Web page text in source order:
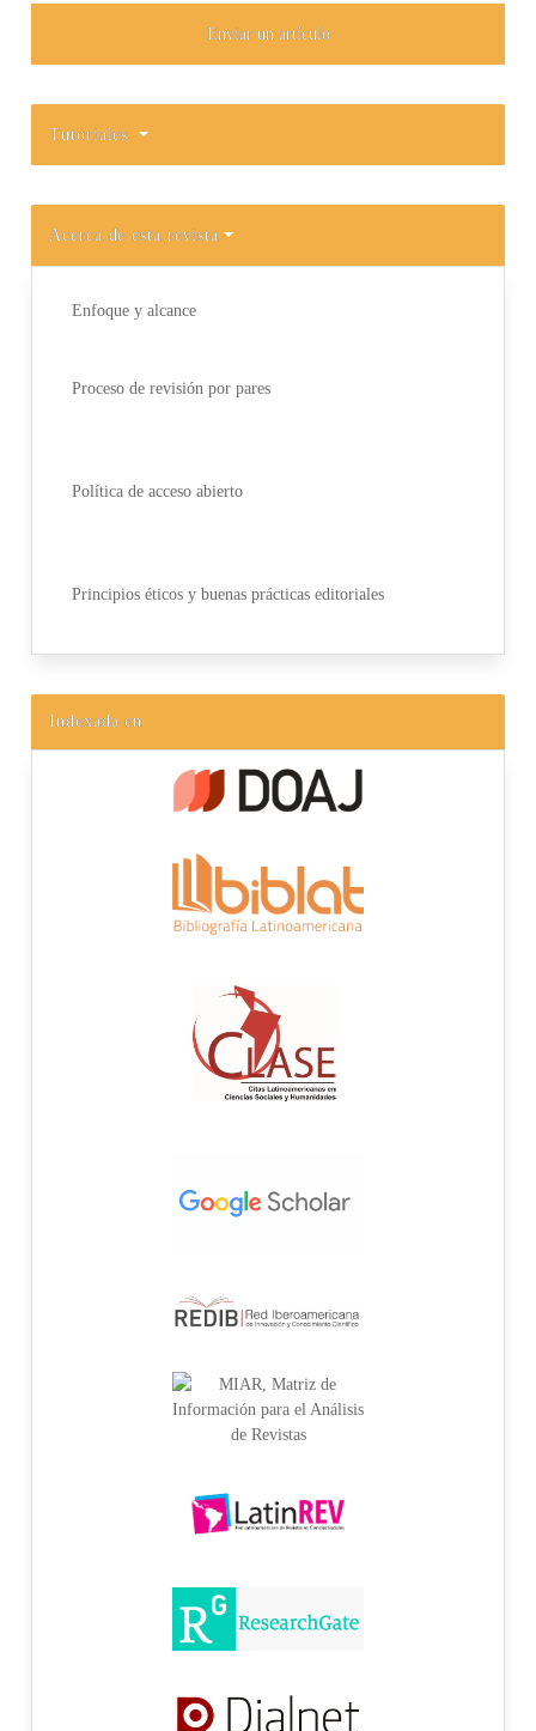
Enviar un artículo
Tutoriales
Acerca de esta revista
Enfoque y alcance
Proceso de revisión por pares
Política de acceso abierto
Principios éticos y buenas prácticas editoriales
Indexada en